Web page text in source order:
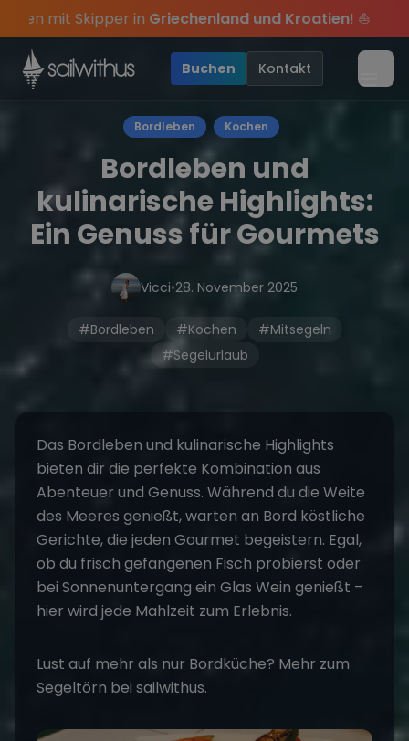
Skip to contentund Kroatien! ⛵ • ⚓Sommer-Special
Sichere Dir jetztDein Meilenbuch und Deine
exklusive Angebote mehr Sowie20€ Rabatt auf
des Jahres, sei dabei. Season Closing Party
Buchen Kontakt
Bordleben Kochen
Bordleben und
kulinarische Highlights:
Ein Genuss für Gourmets
Vicci•28. November 2025
#Bordleben #Kochen
#Mitsegeln
#Segelurlaub
Das Bordleben und kulinarische Highlights
bieten dir die perfekte Kombination aus
Abenteuer und Genuss. Während du die Weite
des Meeres genießt, warten an Bord köstliche
Gerichte, die jeden Gourmet begeistern. Egal,
ob du frisch gefangenen Fisch probierst oder
bei Sonnenuntergang ein Glas Wein genießt –
hier wird jede Mahlzeit zum Erlebnis.
Lust auf mehr als nur Bordküche? Mehr zum
Segeltörn bei sailwithus.